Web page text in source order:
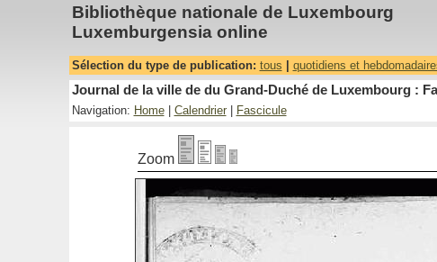
Bibliothèque nationale de Luxembourg
Luxemburgensia online
Sélection du type de publication: tous quotidiens et
Journal de la ville de du Grand-Duché de Luxembourg :
Navigation: Home| Calendrier| Fascicule
Zoom